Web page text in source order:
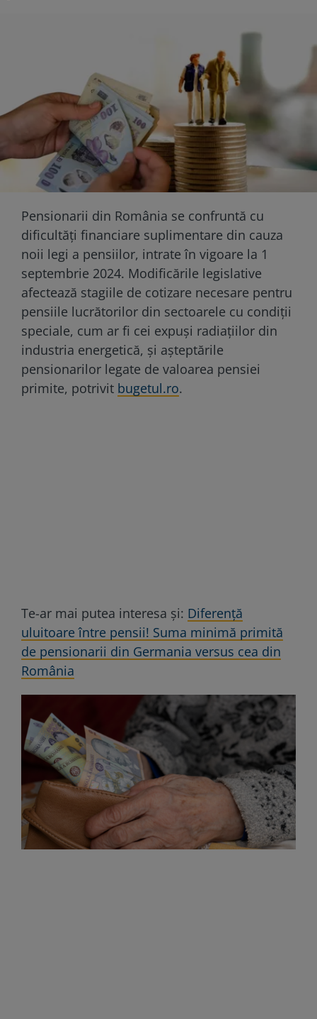
Pensionarii din România se confruntă cu
dificultăți financiare suplimentare din cauza
noii legi a pensiilor, intrate în vigoare la 1
septembrie 2024. Modificările legislative
afectează stagiile de cotizare necesare pentru
pensiile lucrătorilor din sectoarele cu condiții
speciale, cum ar fi cei expuși radiațiilor din
industria energetică, și așteptările
pensionarilor legate de valoarea pensiei
primite, potrivit bugetul.ro.
Te-ar mai putea interesa și: Diferență
uluitoare între pensii! Suma minimă primită
de pensionarii din Germania versus cea din
România